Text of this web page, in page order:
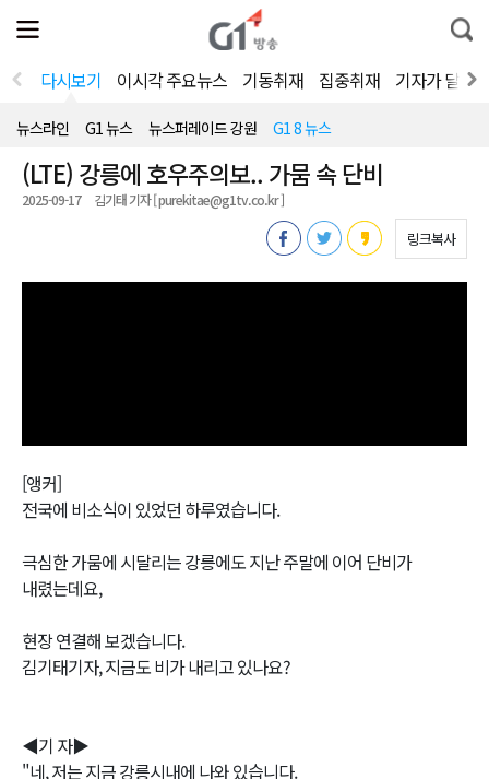
전
체
뉴
열
통
합
색
다시보기 이시각 주요뉴스 기동취재 집중취재 기자가 달려
뉴스라인 G1 뉴스 뉴스퍼레이드 강원 G1 8 뉴스
(LTE) 강릉에 호우주의보.. 가뭄 속 단비
2025-09-17 김기태 기자 [ purekitae@g1tv.co.kr ]
링크복사
[앵커]
전국에 비소식이 있었던 하루였습니다.
극심한 가뭄에 시달리는 강릉에도 지난 주말에 이어 단비가
내렸는데요,
현장 연결해 보겠습니다.
김기태기자, 지금도 비가 내리고 있나요?
◀기 자▶
"네, 저는 지금 강릉시내에 나와 있습니다.